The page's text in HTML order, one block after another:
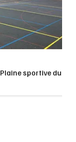
Plaine sportive du